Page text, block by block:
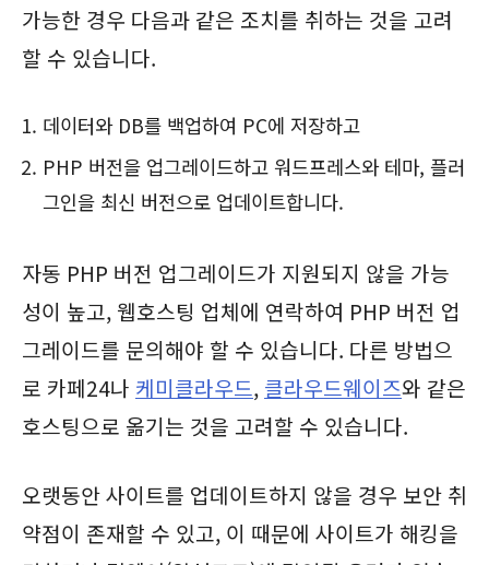
가능한 경우 다음과 같은 조치를 취하는 것을 고려
할 수 있습니다.
데이터와 DB를 백업하여 PC에 저장하고
PHP 버전을 업그레이드하고 워드프레스와 테마, 플러
그인을 최신 버전으로 업데이트합니다.
자동 PHP 버전 업그레이드가 지원되지 않을 가능
성이 높고, 웹호스팅 업체에 연락하여 PHP 버전 업
그레이드를 문의해야 할 수 있습니다. 다른 방법으
로 카페24나 케미클라우드, 클라우드웨이즈와 같은
호스팅으로 옮기는 것을 고려할 수 있습니다.
오랫동안 사이트를 업데이트하지 않을 경우 보안 취
약점이 존재할 수 있고, 이 때문에 사이트가 해킹을